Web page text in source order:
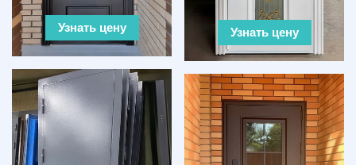
Узнать цену Узнать цену